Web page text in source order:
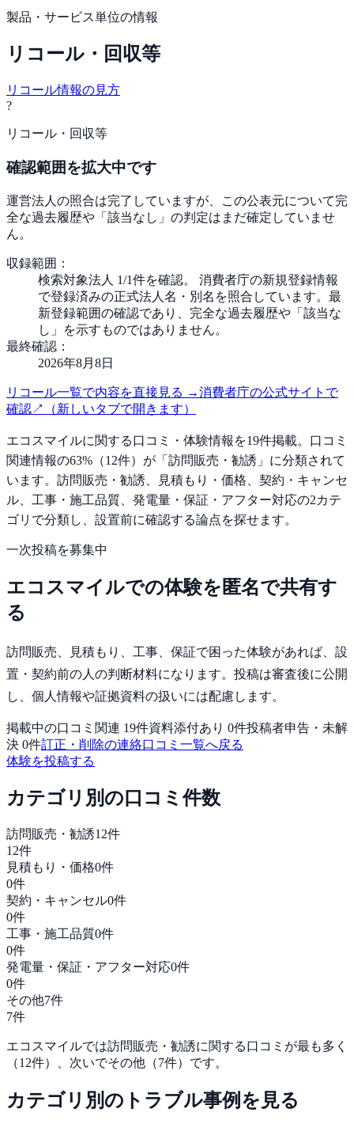
製品・サービス単位の情報
リコール・回収等
リコール情報の見方
?
リコール・回収等
確認範囲を拡大中です
運営法人の照合は完了していますが、この公表元について完
全な過去履歴や「該当なし」の判定はまだ確定していませ
ん。
収録範囲：
検索対象法人 1/1件を確認。 消費者庁の新規登録情報
で登録済みの正式法人名・別名を照合しています。最
新登録範囲の確認であり、完全な過去履歴や「該当な
し」を示すものではありません。
最終確認：
2026年8月8日
リコール一覧で内容を直接見る →消費者庁の公式サイトで
確認↗ （新しいタブで開きます）
エコスマイルに関する口コミ・体験情報を19件掲載。 口コミ
関連情報の63%（12件）が「 訪問販売・勧誘 」に分類されて
います。 訪問販売・勧誘、見積もり・価格、契約・キャンセ
ル、工事・施工品質、発電量・保証・アフター対応の2カテ
ゴリで分類し、設置前に確認する論点を探せます。
一次投稿を募集中
エコスマイルでの体験を匿名で共有す
る
訪問販売、見積もり、工事、保証で困った体験があれば、 設
置・契約前の人 の判断材料になります。投稿は審査後に公開
し、個人情報や証拠資料の扱いには配慮します。
掲載中の口コミ関連 19件資料添付あり 0件投稿者申告・未解
決 0件訂正・削除の連絡口コミ一覧へ戻る
体験を投稿する
カテゴリ別の口コミ件数
訪問販売・勧誘12件
12件
見積もり・価格0件
0件
契約・キャンセル0件
0件
工事・施工品質0件
0件
発電量・保証・アフター対応0件
0件
その他7件
7件
エコスマイルでは訪問販売・勧誘に関する口コミが最も多く
（12件）、次いでその他 （7件）です。
カテゴリ別のトラブル事例を見る